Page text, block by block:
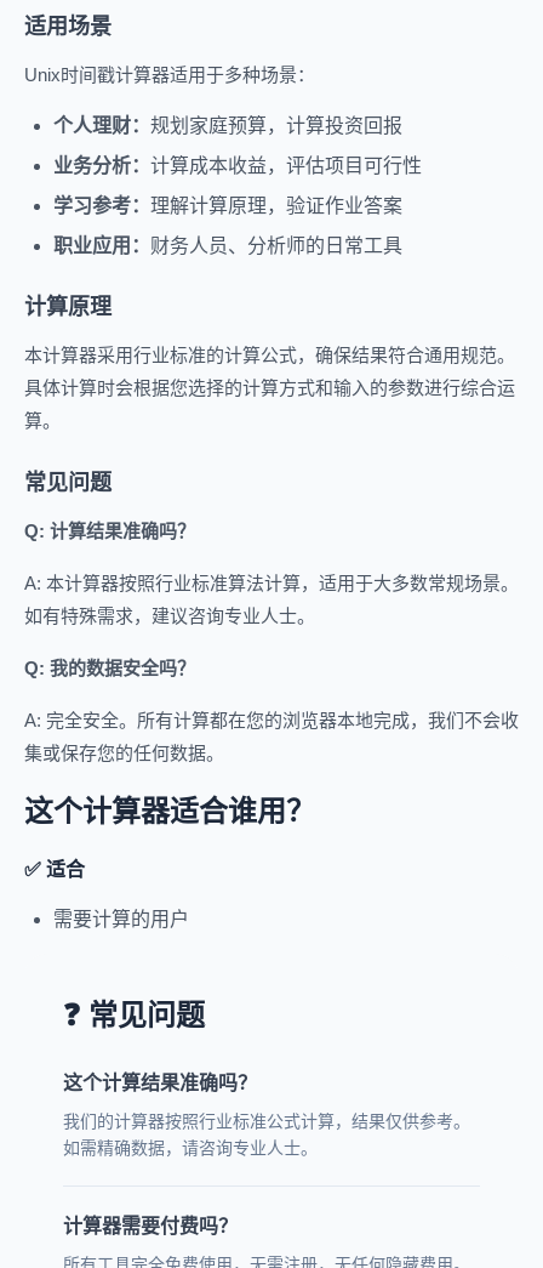
适用场景
Unix时间戳计算器适用于多种场景：
个人理财： 规划家庭预算，计算投资回报
业务分析： 计算成本收益，评估项目可行性
学习参考： 理解计算原理，验证作业答案
职业应用： 财务人员、分析师的日常工具
计算原理
本计算器采用行业标准的计算公式，确保结果符合通用规范。
具体计算时会根据您选择的计算方式和输入的参数进行综合运
算。
常见问题
Q: 计算结果准确吗？
A: 本计算器按照行业标准算法计算，适用于大多数常规场景。
如有特殊需求，建议咨询专业人士。
Q: 我的数据安全吗？
A: 完全安全。所有计算都在您的浏览器本地完成，我们不会收
集或保存您的任何数据。
这个计算器适合谁用？
✅ 适合
需要计算的用户
❓ 常见问题
这个计算结果准确吗？
我们的计算器按照行业标准公式计算，结果仅供参考。
如需精确数据，请咨询专业人士。
计算器需要付费吗？